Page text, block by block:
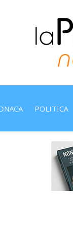
POLITICA